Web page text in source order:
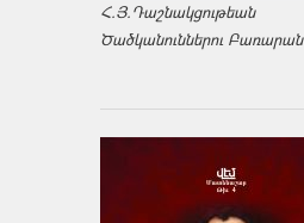
Հ.Յ.Դաշնակցութեան
Ծածկանուններու Բառարան